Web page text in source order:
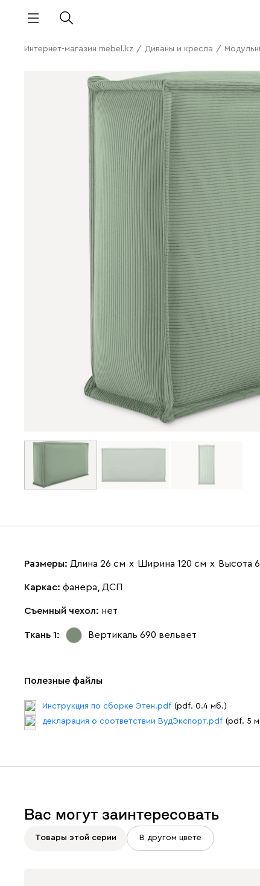
Интернет-магазин mebel.kz / Диваны и кресла /
Размеры: Длина 26 см х Ширина 120 см х Высота
Каркас: фанера, ДСП
Съемный чехол: нет
Ткань 1: Вертикаль 690 вельвет
Полезные файлы
Инструкция по сборке Этен.pdf (pdf. 0.4 мб.)
декларация о соответствии ВудЭкспорт.pdf (pdf. 5
Вас могут заинтересовать
Товары этой серии В другом цвете